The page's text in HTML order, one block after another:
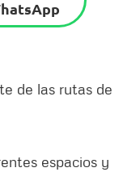
de las rutas de
espacios y